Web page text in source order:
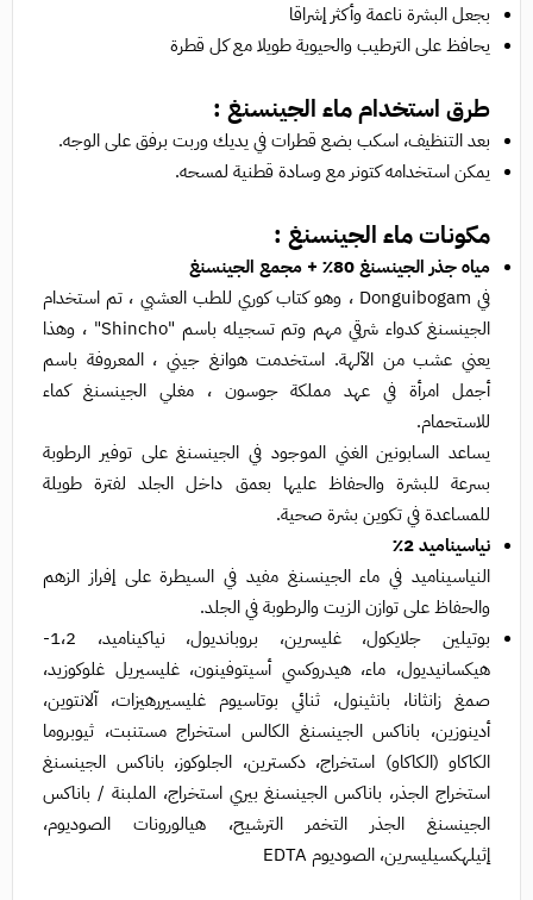
بجعل البشرة ناعمة وأكثر إشراقا
يحافظ على الترطيب والحيوية طويلا مع كل قطرة
طرق استخدام ماء الجينسنغ :
بعد التنظيف، اسكب بضع قطرات في يديك وربت برفق على الوجه.
يمكن استخدامه كتونر مع وسادة قطنية لمسحه.
مكونات ماء الجينسنغ :
مياه جذر الجينسنغ 80٪ + مجمع الجينسنغ
في Donguibogam ، وهو كتاب كوري للطب العشبي ، تم استخدام
الجينسنغ كدواء شرقي مهم وتم تسجيله باسم "Shincho" ، وهذا
يعني عشب من الآلهة. استخدمت هوانغ جيني ، المعروفة باسم
أجمل امرأة في عهد مملكة جوسون ، مغلي الجينسنغ كماء
للاستحمام.
يساعد السابونين الغني الموجود في الجينسنغ على توفير الرطوبة
بسرعة للبشرة والحفاظ عليها بعمق داخل الجلد لفترة طويلة
للمساعدة في تكوين بشرة صحية.
نياسيناميد 2٪
النياسيناميد في ماء الجينسنغ مفيد في السيطرة على إفراز الزهم
والحفاظ على توازن الزيت والرطوبة في الجلد.
بوتيلين جلايكول، غليسرين، بروبانديول، نياكيناميد، 1،2-
هيكسانيديول، ماء، هيدروكسي أسيتوفينون، غليسيريل غلوكوزيد،
صمغ زانثانا، بانثينول، ثنائي بوتاسيوم غليسيررهيزات، آلانتوين،
أدينوزين، باناكس الجينسنغ الكالس استخراج مستنبت، ثيوبروما
الكاكاو (الكاكاو) استخراج، دكسترين، الجلوكوز، باناكس الجينسنغ
استخراج الجذر، باناكس الجينسنغ بيري استخراج، الملبنة / باناكس
الجينسنغ الجذر التخمر الترشيح، هيالورونات الصوديوم،
إثيلهكسيليسرين، الصوديوم EDTA